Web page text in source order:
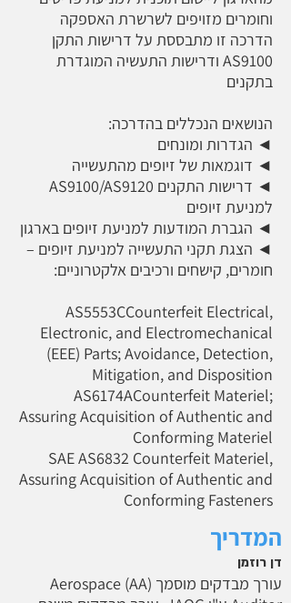
וחומרים מזויפים לשרשרת האספקה
הדרכה זו מתבססת על דרישות התקן
AS9100 ודרישות התעשיה המוגדרת
בתקנים
הנושאים הנכללים בהדרכה:
◄ הגדרות ומונחים
◄ דוגמאות של זיופים מהתעשייה
◄ דרישות התקנים AS9100/AS9120
למניעת זיופים
◄ הגברת המודעות למניעת זיופים בארגון
◄ הצגת תקני התעשייה למניעת זיופים –
חומרים, קישחים ורכיבים אלקטרוניים:
AS5553CCounterfeit Electrical,
Electronic, and Electromechanical
(EEE) Parts; Avoidance, Detection,
Mitigation, and Disposition
AS6174ACounterfeit Materiel;
Assuring Acquisition of Authentic and
Conforming Materiel
SAE AS6832 Counterfeit Materiel,
Assuring Acquisition of Authentic and
Conforming Fasteners
המדריך
דן רוזמן
עורך מבדקים מוסמך (AA) Aerospace